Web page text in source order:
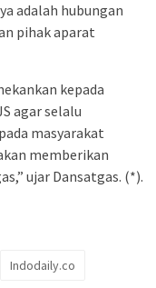
adalah hubungan
pihak aparat
kepada
agar selalu
masyarakat
memberikan
ujar Dansatgas. (*).
Indodaily.co